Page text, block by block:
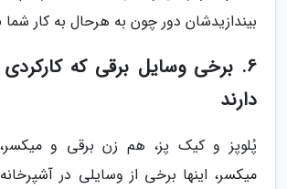
بیندازیدشان دور چون به هرحال به کار شما
6. برخی وسایل برقی که
دارند
پُلوپز و کیک پز، هم زن برقی و
میکسر، اینها برخی از وسایلی در